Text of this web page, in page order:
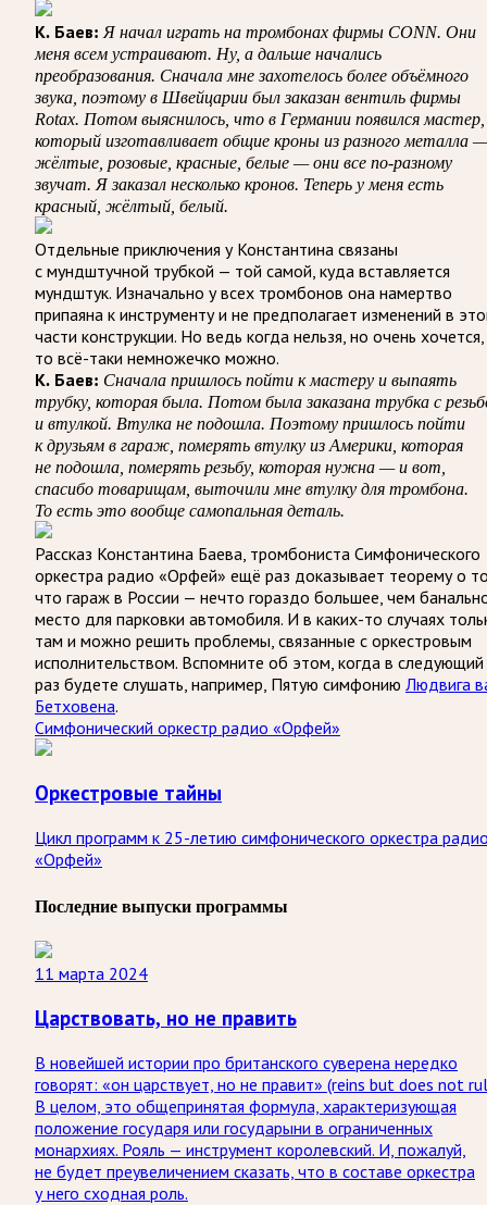
К. Баев: Я начал играть на тромбонах фирмы CONN. Они
меня всем устраивают. Ну, а дальше начались
преобразования. Сначала мне захотелось более объёмного
звука, поэтому в Швейцарии был заказан вентиль фирмы
Rotax. Потом выяснилось, что в Германии появился мастер,
который изготавливает общие кроны из разного металла —
жёлтые, розовые, красные, белые — они все по-разному
звучат. Я заказал несколько кронов. Теперь у меня есть
красный, жёлтый, белый.
Отдельные приключения у Константина связаны
с мундштучной трубкой — той самой, куда вставляется
мундштук. Изначально у всех тромбонов она намертво
припаяна к инструменту и не предполагает изменений в
части конструкции. Но ведь когда нельзя, но очень хочется,
то всё-таки немножечко можно.
К. Баев: Сначала пришлось пойти к мастеру и выпаять
трубку, которая была. Потом была заказана трубка с
и втулкой. Втулка не подошла. Поэтому пришлось пойти
к друзьям в гараж, померять втулку из Америки, которая
не подошла, померять резьбу, которая нужна — и вот,
спасибо товарищам, выточили мне втулку для тромбона.
То есть это вообще самопальная деталь.
Рассказ Константина Баева, тромбониста Симфонического
оркестра радио «Орфей» ещё раз доказывает теорему о
что гараж в России — нечто гораздо большее, чем
место для парковки автомобиля. И в каких-то случаях
там и можно решить проблемы, связанные с оркестровым
исполнительством. Вспомните об этом, когда в следующий
раз будете слушать, например, Пятую симфонию Людвига
Бетховена.
Симфонический оркестр радио «Орфей»
Оркестровые тайны
Цикл программ к 25-летию симфонического оркестра
«Орфей»
Последние выпуски программы
11 марта 2024
Царствовать, но не править
В новейшей истории про британского суверена нередко
говорят: «он царствует, но не правит» (reins but does not
В целом, это общепринятая формула, характеризующая
положение государя или государыни в ограниченных
монархиях. Рояль — инструмент королевский. И, пожалуй,
не будет преувеличением сказать, что в составе оркестра
у него сходная роль.